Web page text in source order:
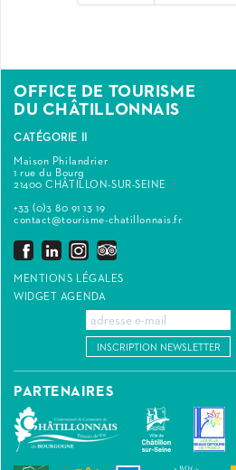
OFFICE DE TOURISME
DU CHÂTILLONNAIS
CATÉGORIE II
Maison Philandrier
1 rue du Bourg
21400 CHÂTILLON-SUR-SEINE
+33 (0)3 80 91 13 19
contact@tourisme-chatillonnais.fr
MENTIONS LÉGALES
WIDGET AGENDA
INSCRIPTION NEWSLETTER
PARTENAIRES